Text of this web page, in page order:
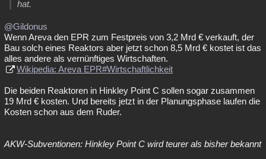
hat.
@Gildonus
Wenn Areva den EPR zum Festpreis von 3,2 Mrd € verkauft, der
Bau solch eines Reaktors aber jetzt schon 8,5 Mrd € kostet ist das
alles andere als vernünftiges Wirtschaften.
Wikipedia: Areva EPR#Wirtschaftlichkeit
Die beiden Reaktoren in Hinkley Point C sollen sogar zusammen
19 Mrd € kosten. Und bereits jetzt in der Planungsphase laufen die
Kosten schon aus dem Ruder.
AKW-Subventionen: Hinkley Point C wird teurer als bisher bekannt